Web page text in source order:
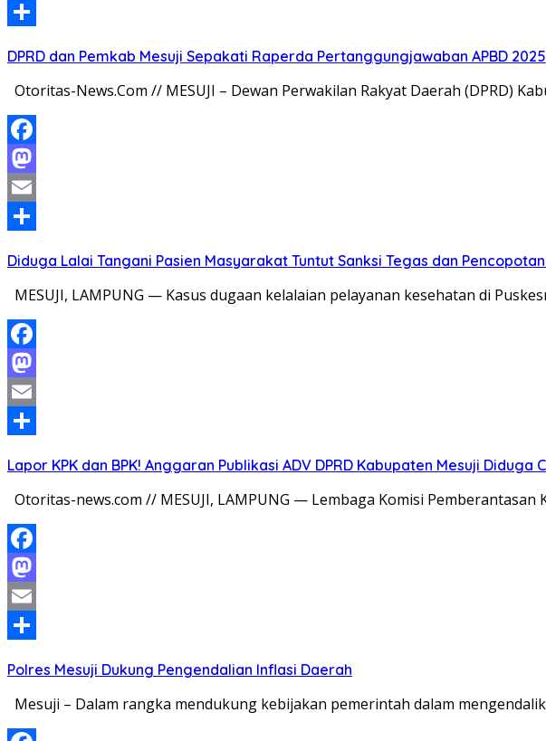
Email
DPRD dan Pemkab Mesuji Sepakati Raperda Pertanggungjawaban APBD 2025
Otoritas-News.Com // MESUJI – Dewan Perwakilan Rakyat Daerah (DPRD)
Facebook
Mastodon
Email
Diduga Lalai Tangani Pasien Masyarakat Tuntut Sanksi Tegas dan
MESUJI, LAMPUNG — Kasus dugaan kelalaian pelayanan kesehatan di
Facebook
Mastodon
Email
Lapor KPK dan BPK! Anggaran Publikasi ADV DPRD Kabupaten Mesuji Diduga
Otoritas-news.com // MESUJI, LAMPUNG — Lembaga Komisi Pemberantasan
Facebook
Mastodon
Email
Polres Mesuji Dukung Pengendalian Inflasi Daerah
Mesuji – Dalam rangka mendukung kebijakan pemerintah dalam